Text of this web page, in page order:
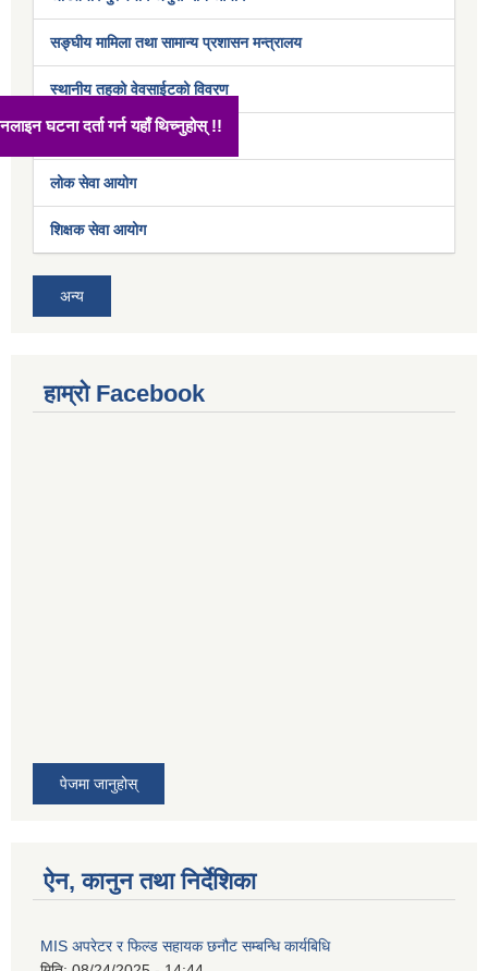
सङ्घीय मामिला तथा सामान्य प्रशासन मन्त्रालय
स्थानीय तहको वेवसाईटको विवरण
अर्थ मन्त्रालय
लोक सेवा आयोग
शिक्षक सेवा आयोग
अन्य
हाम्रो Facebook
पेजमा जानुहोस्
ऐन, कानुन तथा निर्देशिका
MIS अपरेटर र फिल्ड सहायक छनौट सम्बन्धि कार्यबिधि
अनलाइन घटना दर्ता गर्न यहाँ थिच्नुहोस् !!